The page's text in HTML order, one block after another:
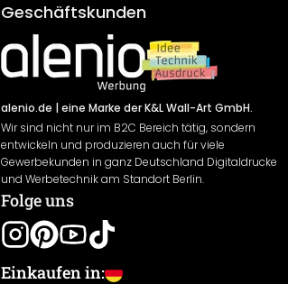
Geschäftskunden
alenio.de | eine Marke der K&L Wall-Art GmbH.
Wir sind nicht nur im B2C Bereich tätig, sondern
entwickeln und produzieren auch für viele
Gewerbekunden in ganz Deutschland Digitaldrucke
und Werbetechnik am Standort Berlin.
Folge uns
Einkaufen in: